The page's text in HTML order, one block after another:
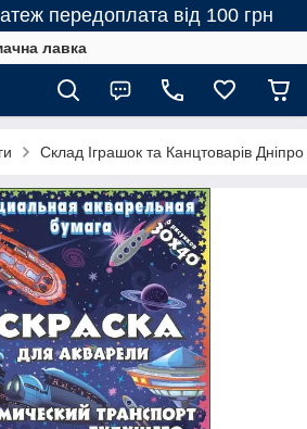
передоплата від 100 грн
лавка
Склад Іграшок та Канцтоварів Дніпро